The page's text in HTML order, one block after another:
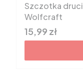
Szczotka
Wolfcraft
Cena brutto
15,99 zł